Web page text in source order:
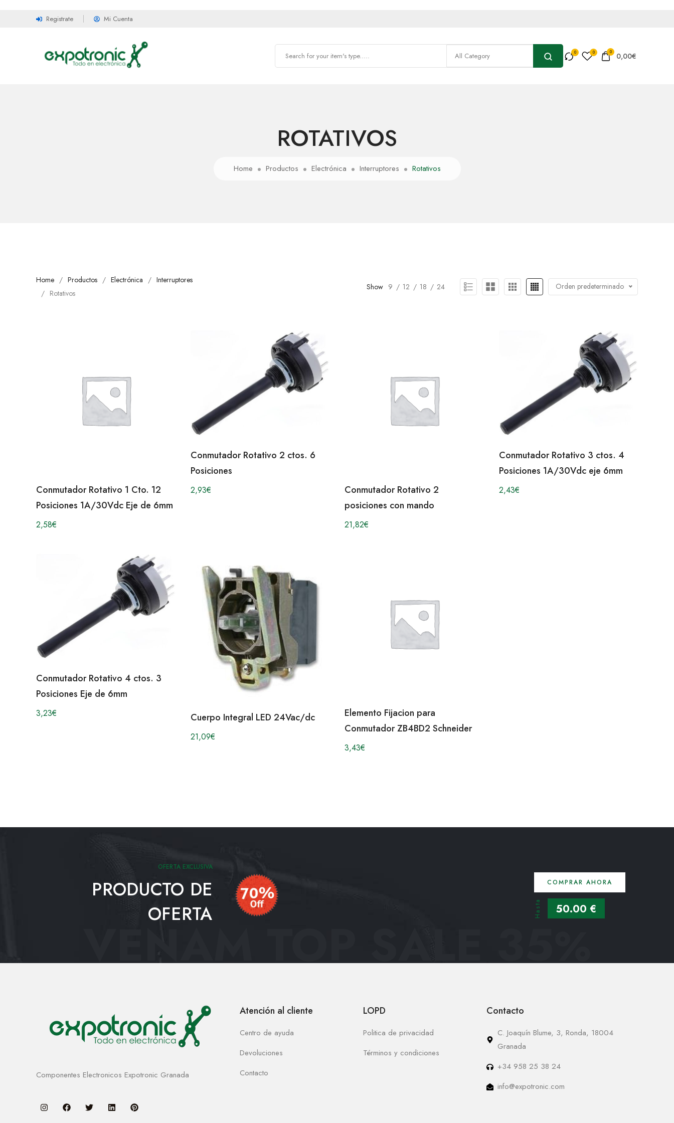
Registrate Mi Cuenta
0 0,00€
ROTATIVOS
Home Productos Electrónica Interruptores Rotativos
Home Productos Electrónica
Interruptores
Rotativos
Show 9 12 18 24 Orden predeterminado
Conmutador Rotativo 1 Cto. 12
Posiciones 1A/30Vdc Eje de 6mm
2,58€
Conmutador Rotativo 2 ctos. 6
Posiciones
2,93€
Conmutador Rotativo 2
posiciones con mando
21,82€
Conmutador Rotativo 3 ctos. 4
Posiciones 1A/30Vdc eje 6mm
2,43€
Conmutador Rotativo 4 ctos. 3
Posiciones Eje de 6mm
3,23€ Cuerpo Integral LED 24Vac/dc
21,09€
Elemento Fijacion para
Conmutador ZB4BD2 Schneider
3,43€
OFERTA EXCLUSIVA
PRODUCTO DE
OFERTA
COMPRAR AHORA
Hasta 50.00 €
VENAM TOP SALE 35%
Componentes Electronicos Expotronic Granada
Atención al cliente
Centro de ayuda
Devoluciones
Contacto
LOPD
Politica de privacidad
Términos y condiciones
Contacto
C. Joaquín Blume, 3, Ronda, 18004
Granada
+34 958 25 38 24
info@expotronic.com